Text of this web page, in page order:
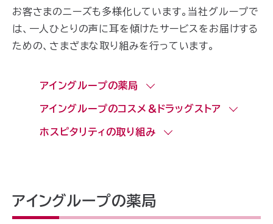
お客さまのニーズも多様化しています。当社グループで
は、一人ひとりの声に耳を傾けたサービスをお届けする
ための、さまざまな取り組みを行っています。
アイングループの薬局
アイングループのコスメ＆ドラッグストア
ホスピタリティの取り組み
アイングループの薬局